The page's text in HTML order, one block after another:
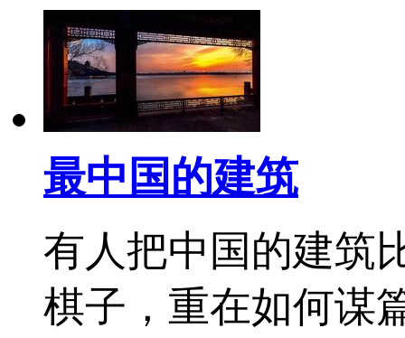
最中国的建筑
有人把中国的建筑
棋子，重在如何谋